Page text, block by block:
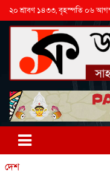
২০ শ্রাবণ ১৪৩৩, বৃহস্পতি ০৬
দেশ